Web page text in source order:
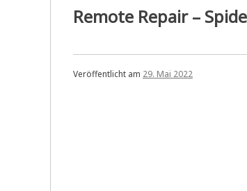
Remote Repair –
Veröffentlicht am 29. Mai 2022